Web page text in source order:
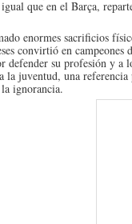
que en el Barça,
enormes sacrificios
convirtió en
defender su profesión y a
la juventud, una
ignorancia.